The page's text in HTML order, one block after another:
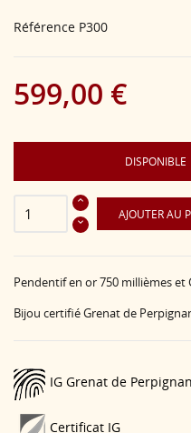
Référence P300
599,00 €
DISPONIBLE
AJOUTER AU
Pendentif en or 750 millièmes et
Bijou certifié Grenat de
IG Grenat de Perpignan
Certificat IG